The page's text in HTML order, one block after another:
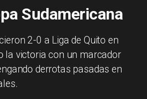
Sudamericana
2-0 a Liga de Quito en
la victoria con un marcador
derrotas pasadas en